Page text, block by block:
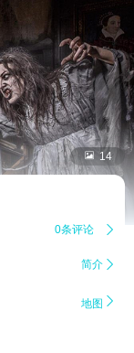
 14
0条评论 
简介 
地图 